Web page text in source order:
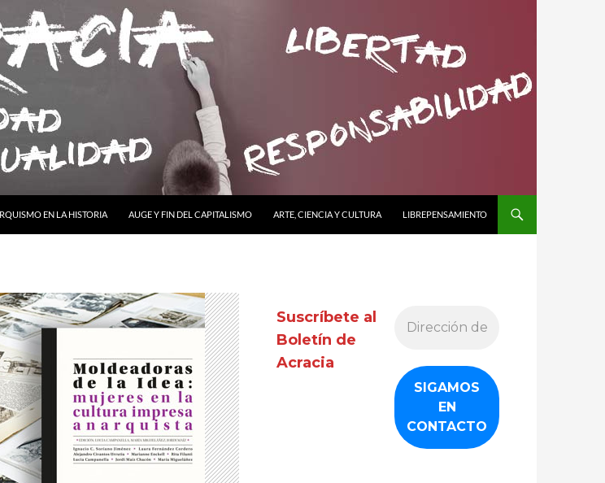
EN LA HISTORIA AUGE Y FIN DEL CAPITALISMO ARTE, CIENCIA Y CULTURA LIBREPENSAMIENTO
Suscríbete al
Boletín de
Acracia